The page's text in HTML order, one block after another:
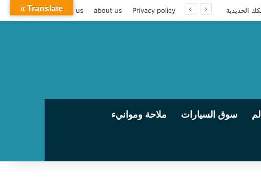
Privacy policy
about us
contact us
سوق السيارات ملاحة وموانيء
Translate »